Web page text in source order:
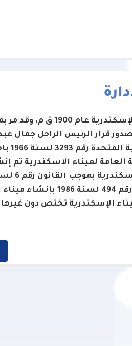
تم إنشاء ميناء الإسكندرية عام 1900 ق
قرار الرئيس الراحل جمال
لميناء الإسكندرية تم
القرار الجمهوري رقم 494
الإسكندرية تختص دون غيرها